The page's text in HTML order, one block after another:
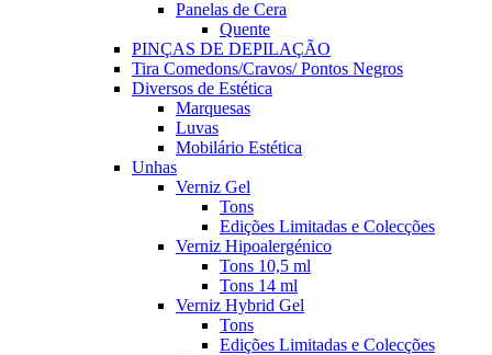
Panelas de Cera
Quente
PINÇAS DE DEPILAÇÃO
Tira Comedons/Cravos/ Pontos Negros
Diversos de Estética
Marquesas
Luvas
Mobilário Estética
Unhas
Verniz Gel
Tons
Edições Limitadas e Colecções
Verniz Hipoalergénico
Tons 10,5 ml
Tons 14 ml
Verniz Hybrid Gel
Tons
Edições Limitadas e Colecções